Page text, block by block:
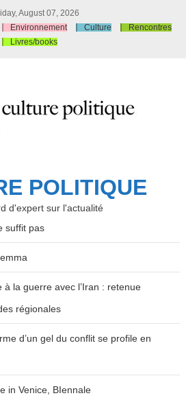
August 07, 2026
Environnement Culture
Rencontres
Livres/books
POLITIQUE
d'expert sur l'actualité
suffit pas
à la guerre avec l’Iran : retenue
régionales
d’un gel du conflit se profile en
in Venice, BIennale